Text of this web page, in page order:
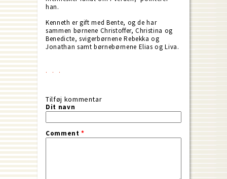
han.
Kenneth er gift med Bente, og de har
sammen børnene Christoffer, Christina og
Benedicte, svigerbørnene Rebekka og
Jonathan samt børnebørnene Elias og Liva.
Tilføj kommentar
Dit navn
Comment*